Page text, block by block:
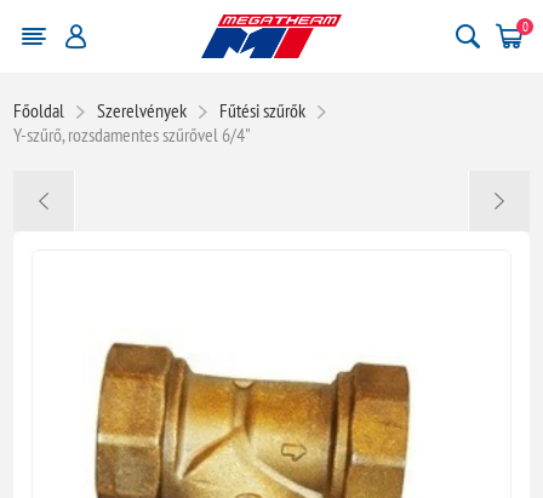
0
Főoldal Szerelvények
Fűtési szűrők
Y-szűrő, rozsdamentes szűrővel 6/4"